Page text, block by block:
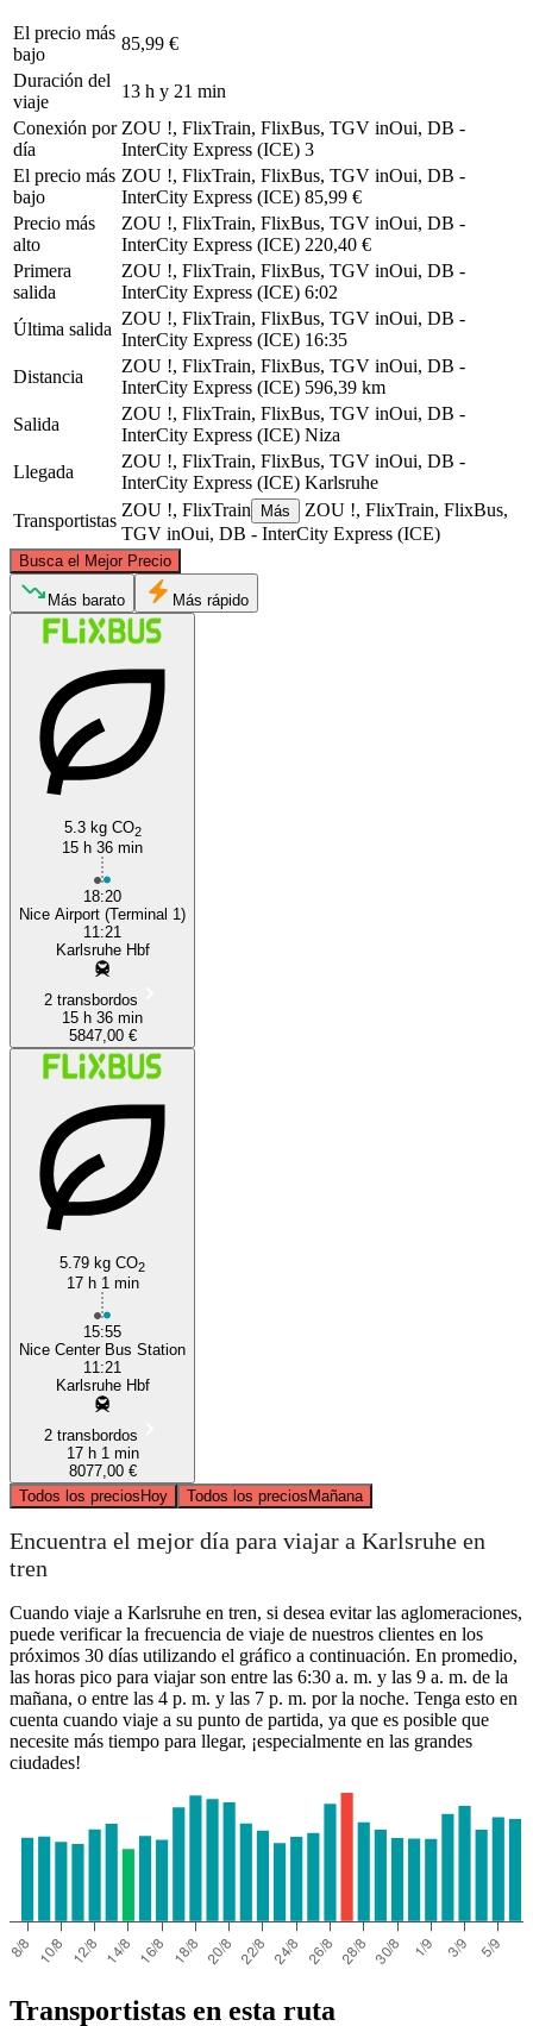
El precio más
bajo
85,99 €
Duración del
viaje
13 h y 21 min
Conexión por
día
ZOU !, FlixTrain, FlixBus, TGV inOui, DB -
InterCity Express (ICE) 3
El precio más
bajo
ZOU !, FlixTrain, FlixBus, TGV inOui, DB -
InterCity Express (ICE) 85,99 €
Precio más
alto
ZOU !, FlixTrain, FlixBus, TGV inOui, DB -
InterCity Express (ICE) 220,40 €
Primera
salida
ZOU !, FlixTrain, FlixBus, TGV inOui, DB -
InterCity Express (ICE) 6:02
Última salida
ZOU !, FlixTrain, FlixBus, TGV inOui, DB -
InterCity Express (ICE) 16:35
Distancia
ZOU !, FlixTrain, FlixBus, TGV inOui, DB -
InterCity Express (ICE) 596,39 km
Salida
ZOU !, FlixTrain, FlixBus, TGV inOui, DB -
InterCity Express (ICE) Niza
Llegada
ZOU !, FlixTrain, FlixBus, TGV inOui, DB -
InterCity Express (ICE) Karlsruhe
Transportistas
ZOU !, FlixTrain Más
ZOU !, FlixTrain, FlixBus,
TGV inOui, DB - InterCity Express (ICE)
Busca el Mejor Precio
©CARTO, ©OpenStreetMapcontributors
Más barato Más rápido
5.3 kg CO2
15 h 36 min
18:20
Nice Airport (Terminal 1)
11:21
Karlsruhe Hbf
2 transbordos
15 h 36 min
5847,00 €
5.79 kg CO2
17 h 1 min
15:55
Nice Center Bus Station
11:21
Karlsruhe Hbf
2 transbordos
17 h 1 min
8077,00 €
Todos los preciosHoy Todos los preciosMañana
Encuentra el mejor día para viajar a Karlsruhe en
tren
Cuando viaje a Karlsruhe en tren, si desea evitar las aglomeraciones,
puede verificar la frecuencia de viaje de nuestros clientes en los
próximos 30 días utilizando el gráfico a continuación. En promedio,
las horas pico para viajar son entre las 6:30 a. m. y las 9 a. m. de la
mañana, o entre las 4 p. m. y las 7 p. m. por la noche. Tenga esto en
cuenta cuando viaje a su punto de partida, ya que es posible que
necesite más tiempo para llegar, ¡especialmente en las grandes
ciudades!
Transportistas en esta ruta